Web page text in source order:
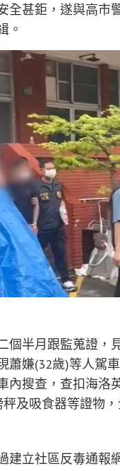
全甚鉅，遂與高市
。
個半月跟監蒐證，
蕭嫌(32歲)等人駕
內搜查，查扣海洛
及吸食器等證物
建立社區反毒通報